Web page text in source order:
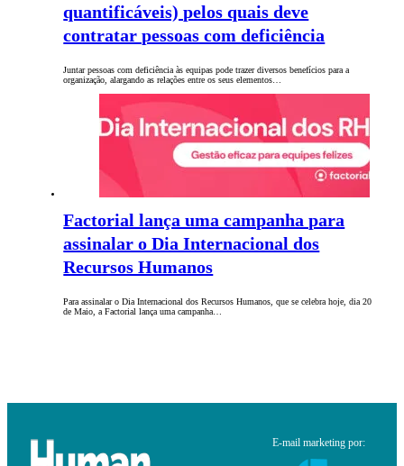
quantificáveis) pelos quais deve
contratar pessoas com deficiência
Juntar pessoas com deficiência às equipas pode trazer diversos benefícios para a
organização, alargando as relações entre os seus elementos…
Factorial lança uma campanha para
assinalar o Dia Internacional dos
Recursos Humanos
Para assinalar o Dia Internacional dos Recursos Humanos, que se celebra hoje, dia 20
de Maio, a Factorial lança uma campanha…
E-mail marketing por: